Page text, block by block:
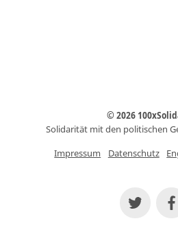
© 2026
Solidarität mit den politischen
Impressum
Datenschutz